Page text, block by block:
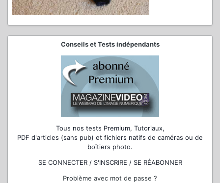
Conseils et Tests indépendants
Tous nos tests Premium, Tutoriaux,
PDF d'articles (sans pub) et fichiers natifs de caméras ou de
boîtiers photo.
SE CONNECTER / S'INSCRIRE / SE RÉABONNER
Problème avec mot de passe ?